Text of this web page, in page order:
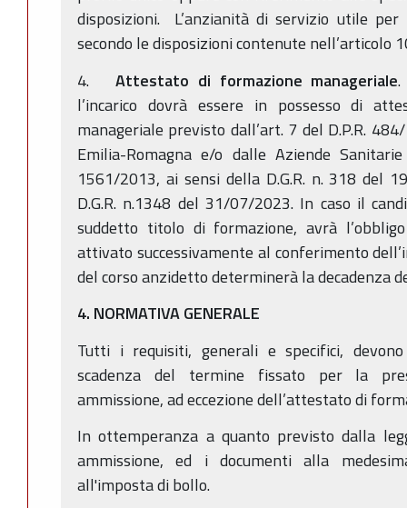
disposizioni. L’anzianità di servizio utile per
secondo le disposizioni contenute nell’articolo
4.Attestato di formazione manageriale
l’incarico dovrà essere in possesso di
manageriale previsto dall’art. 7 del D.P.R.
Emilia-Romagna e/o dalle Aziende
1561/2013, ai sensi della D.G.R. n. 318 del
D.G.R. n.1348 del 31/07/2023. In caso il
suddetto titolo di formazione, avrà
attivato successivamente al conferimento
del corso anzidetto determinerà la decadenza
4. NORMATIVA GENERALE
Tutti i requisiti, generali e specifici,
scadenza del termine fissato per la
ammissione, ad eccezione dell’attestato di
In ottemperanza a quanto previsto dalla
ammissione, ed i documenti alla
all'imposta di bollo.